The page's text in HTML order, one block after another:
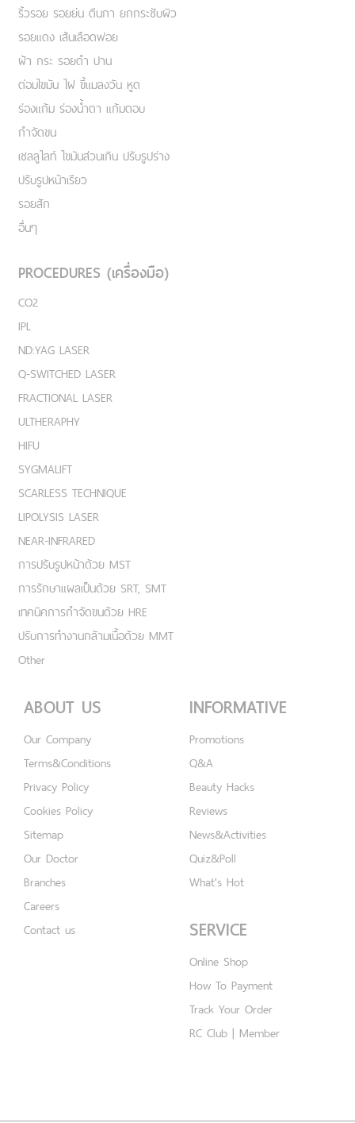
ริ้วรอย รอยย่น ตีนกา ยกกระชับผิว
รอยแดง เส้นเลือดฟอย
ฝ้า กระ รอยดำ ปาน
ต่อมไขมัน ไฝ ขี้แมลงวัน หูด
ร่องแก้ม ร่องน้ำตา แก้มตอบ
กำจัดขน
เชลลูไลท์ ไขมันส่วนเกิน ปรับรูปร่าง
ปรับรูปหน้าเรียว
รอยสัก
อื่นๆ
PROCEDURES (เครื่องมือ)
CO2
IPL
ND:YAG LASER
Q-SWITCHED LASER
FRACTIONAL LASER
ULTHERAPHY
HIFU
SYGMALIFT
SCARLESS TECHNIQUE
LIPOLYSIS LASER
NEAR-INFRARED
การปรับรูปหน้าด้วย MST
การรักษาแผลเป็นด้วย SRT, SMT
เทคนิคการกำจัดขนด้วย HRE
ปรับการทำงานกล้ามเนื้อด้วย MMT
Other
ABOUT US
Our Company
Terms&Conditions
Privacy Policy
Cookies Policy
Sitemap
Our Doctor
Branches
Careers
Contact us
INFORMATIVE
Promotions
Q&A
Beauty Hacks
Reviews
News&Activities
Quiz&Poll
What's Hot
SERVICE
Online Shop
How To Payment
Track Your Order
RC Club | Member